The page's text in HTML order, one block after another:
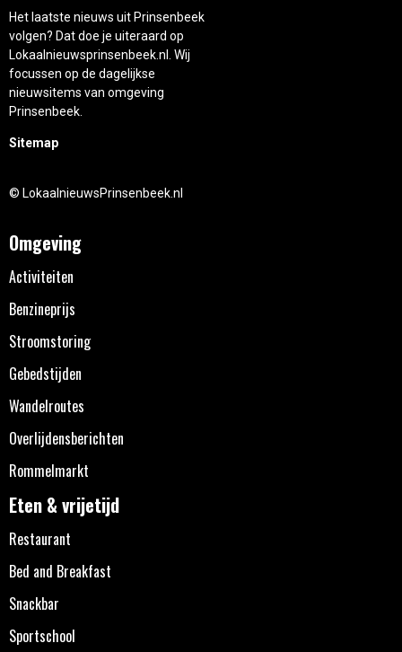
Het laatste nieuws uit Prinsenbeek
volgen? Dat doe je uiteraard op
Lokaalnieuwsprinsenbeek.nl. Wij
focussen op de dagelijkse
nieuwsitems van omgeving
Prinsenbeek.
Sitemap
© LokaalnieuwsPrinsenbeek.nl
Omgeving
Activiteiten
Benzineprijs
Stroomstoring
Gebedstijden
Wandelroutes
Overlijdensberichten
Rommelmarkt
Eten & vrijetijd
Restaurant
Bed and Breakfast
Snackbar
Sportschool